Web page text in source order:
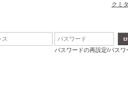
クミ
パスワードの再設定/パスワ